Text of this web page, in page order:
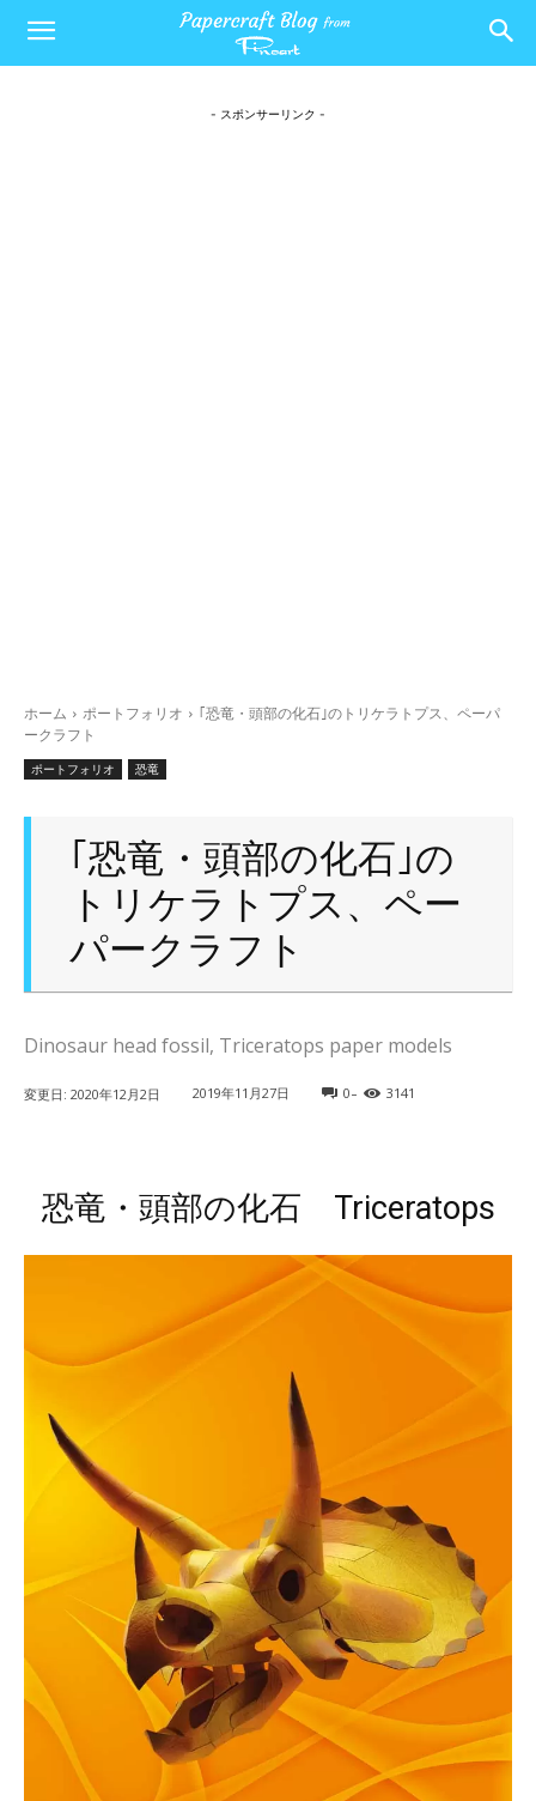
- スポンサーリンク -
ホーム ポートフォリオ
｢恐竜・頭部の化石｣のトリケラトプス、ペーパ
ークラフト
ポートフォリオ 恐竜
｢恐竜・頭部の化石｣の
トリケラトプス、ペー
パークラフト
Dinosaur head fossil, Triceratops paper models
変更日: 2020年12月2日 2019年11月27日 0- 3141
恐竜・頭部の化石 Triceratops